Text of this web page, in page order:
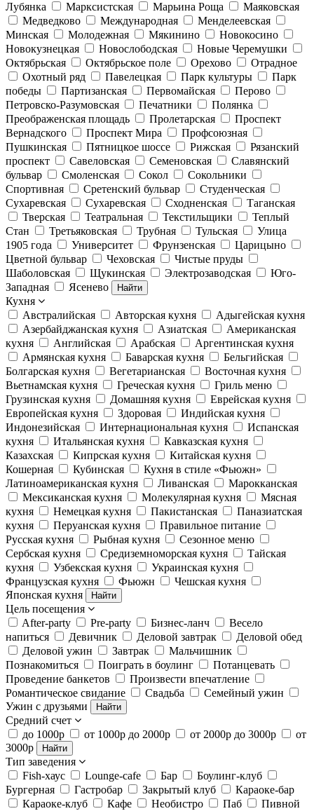
Лубянка
Марксистская Марьина Роща
Маяковская
Медведково
Международная
Менделеевская
Минская
Молодежная Мякинино
Новокосино
Новокузнецкая
Новослободская
Новые Черемушки
Октябрьская
Октябрьское поле Орехово
Отрадное
Охотный ряд
Павелецкая Парк культуры
Парк
победы
Партизанская Первомайская
Перово
Петровско-Разумовская
Печатники
Полянка
Преображенская площадь
Пролетарская
Проспект
Вернадского
Проспект Мира
Профсоюзная
Пушкинская
Пятницкое шоссе Рижская
Рязанский
проспект
Савеловская Семеновская
Славянский
бульвар
Смоленская Сокол
Сокольники
Спортивная
Сретенский бульвар
Студенческая
Сухаревская
Сухаревская Сходненская
Таганская
Тверская
Театральная Текстильщики
Теплый
Стан
Третьяковская Трубная Тульская
Улица
1905 года
Университет Фрунзенская
Царицыно
Цветной бульвар
Чеховская
Чистые пруды
Шаболовская
Щукинская Электрозаводская
Юго-
Западная
Ясенево Найти
Кухня
Австралийская
Авторская кухня
Адыгейская кухня
Азербайджанская кухня
Азиатская
Американская
кухня
Английская Арабская
Аргентинская кухня
Армянская кухня
Баварская кухня
Бельгийская
Болгарская кухня
Вегетарианская
Восточная кухня
Вьетнамская кухня
Греческая кухня
Гриль меню
Грузинская кухня
Домашняя кухня
Еврейская кухня
Европейская кухня
Здоровая
Индийская кухня
Индонезийская
Интернациональная кухня
Испанская
кухня
Итальянская кухня
Кавказская кухня
Казахская
Кипрская кухня
Китайская кухня
Кошерная
Кубинская
Кухня в стиле «Фьюжн»
Латиноамериканская кухня
Ливанская
Марокканская
Мексиканская кухня
Молекулярная кухня
Мясная
кухня
Немецкая кухня Пакистанская
Паназиатская
кухня
Перуанская кухня
Правильное питание
Русская кухня
Рыбная кухня
Сезонное меню
Сербская кухня
Средиземноморская кухня
Тайская
кухня
Узбекская кухня
Украинская кухня
Французская кухня
Фьюжн
Чешская кухня
Японская кухня
Найти
Цель посещения
After-party
Pre-party Бизнес-ланч
Весело
напиться
Девичник Деловой завтрак
Деловой обед
Деловой ужин
Завтрак
Мальчишник
Познакомиться
Поиграть в боулинг
Потанцевать
Проведение банкетов
Произвести впечатление
Романтическое свидание
Свадьба
Семейный ужин
Ужин с друзьями
Найти
Средний счет
до 1000р
от 1000р до 2000р от 2000р до 3000р
от
3000р
Найти
Тип заведения
Fish-хаус
Lounge-cafe Бар
Боулинг-клуб
Бургерная
Гастробар Закрытый клуб
Караоке-бар
Караоке-клуб
Кафе Необистро Паб
Пивной